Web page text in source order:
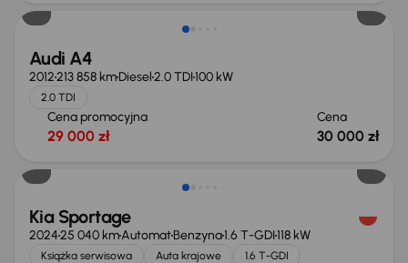
Audi A4
2012213 858 kmDiesel2.0 TDI100 kW
2.0 TDI
Cena promocyjna
29 000 zł
Cena
30 000 zł
Taniej o 1 000 zł
Kia Sportage
202425 040 kmAutomatBenzyna1.6 T-GDI118 kW
Książka serwisowa Auta krajowe 1.6 T-GDI